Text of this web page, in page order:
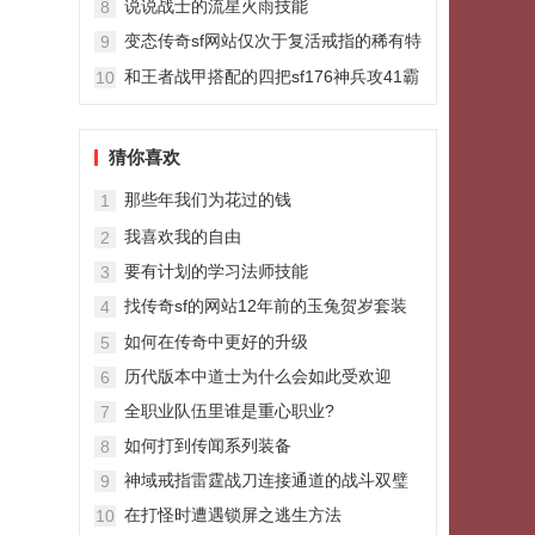
8
说说战士的流星火雨技能
9
变态传奇sf网站仅次于复活戒指的稀有特
10 和王者战甲搭配的四把sf176神兵攻41霸
猜你喜欢
1
那些年我们为花过的钱
2
我喜欢我的自由
3
要有计划的学习法师技能
4
找传奇sf的网站12年前的玉兔贺岁套装
5
如何在传奇中更好的升级
6
历代版本中道士为什么会如此受欢迎
7
全职业队伍里谁是重心职业?
8
如何打到传闻系列装备
9
神域戒指雷霆战刀连接通道的战斗双璧
10 在打怪时遭遇锁屏之逃生方法